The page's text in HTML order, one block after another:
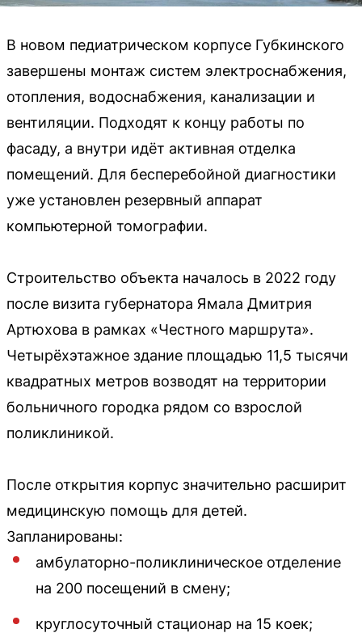
В новом педиатрическом корпусе Губкинского
завершены монтаж систем электроснабжения,
отопления, водоснабжения, канализации и
вентиляции. Подходят к концу работы по
фасаду, а внутри идёт активная отделка
помещений. Для бесперебойной диагностики
уже установлен резервный аппарат
компьютерной томографии.
Строительство объекта началось в 2022 году
после визита губернатора Ямала Дмитрия
Артюхова в рамках «Честного маршрута».
Четырёхэтажное здание площадью 11,5 тысячи
квадратных метров возводят на территории
больничного городка рядом со взрослой
поликлиникой.
После открытия корпус значительно расширит
медицинскую помощь для детей.
Запланированы:
амбулаторно-поликлиническое отделение
на 200 посещений в смену;
круглосуточный стационар на 15 коек;